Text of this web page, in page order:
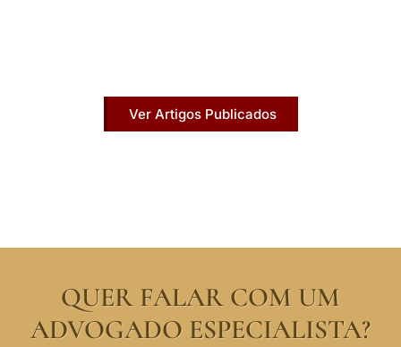
Ver Artigos Publicados
QUER FALAR COM UM
ADVOGADO ESPECIALISTA?